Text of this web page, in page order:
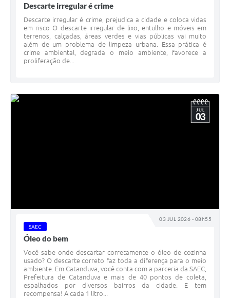
Links
Telefones Úteis
A Prefeitura
Jornal
Descarte irregular é crime
Descarte irregular é crime, prejudica a cidade e coloca vidas
em risco O descarte irregular de lixo, entulho e móveis em
terrenos, calçadas, áreas verdes e vias públicas vai muito
além de um problema de limpeza urbana. Essa prática é
crime ambiental, degrada o meio ambiente, favorece a
proliferação de...
03 JUL 2026 - 08h55
JUL
03
SAEC
Óleo do bem
Você sabe onde descartar corretamente o óleo de cozinha
usado? O descarte correto faz toda a diferença para o meio
ambiente. Em Catanduva, você conta com a parceria da SAEC,
Prefeitura de Catanduva e mais de 40 pontos de coleta,
espalhados por diversos bairros da cidade. E tem
recompensa! A cada 1 litro...